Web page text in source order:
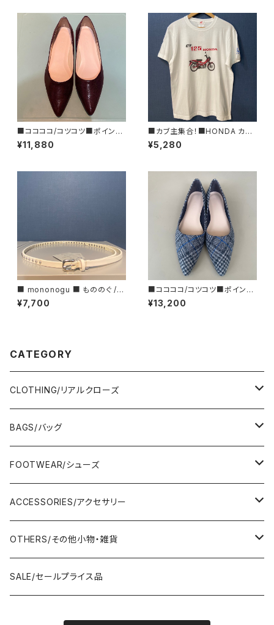
■ココココ/コツコツ■ポインテ
ッドトゥ・フラットシューズ/MAR
ON■2024FW
¥11,880
■カブ主集合！■HONDA カブ
Tシャツ三羽烏■GIFTにもオス
スメ
¥5,280
■ mononogu ■ もののぐ /レ
ザースタッズベルト・10STUDS
■MADE IN JAPAN
¥7,700
■ココココ/コツコツ■ポインテ
ッドトゥ・フラットシューズ/チェッ
ク■2025FW
¥13,200
CATEGORY
CLOTHING/リアルクローズ
TOPS/トップス
Adonisis/アドニシス
AMERICANA/アメリカーナ
BOTOMS/ボトム
Adonisis/アドニシス
amherst/アムハースト
ONE-PIECE/ワンピース
anana/アナナ
J.Sloane/ジェイスロアン
OUTER/アウター
anana/アナナ
BAGS/バッグ
HAND BAG/ハンドバッグ
mononogu/もののぐ
IMPORT/インポート
SHOULDER BAG/ショルダーバッグ
mononogu/もののぐ
IMPORT/インポート
TOTE BAG/トートバッグ
mononogu/もののぐ
OTHERS/その他
FOOTWEAR/シューズ
PUMPS/パンプス
コツコツ
IMPORT/インポート
SANDAL/サンダル
コツコツ
BOOTS/ブーツ
ACCESSORIES/アクセサリー
EARRINGS/イヤリング
RING/指輪
OTHERS/その他小物・雑貨
BELT/ベルト
SALE/セールプライス品